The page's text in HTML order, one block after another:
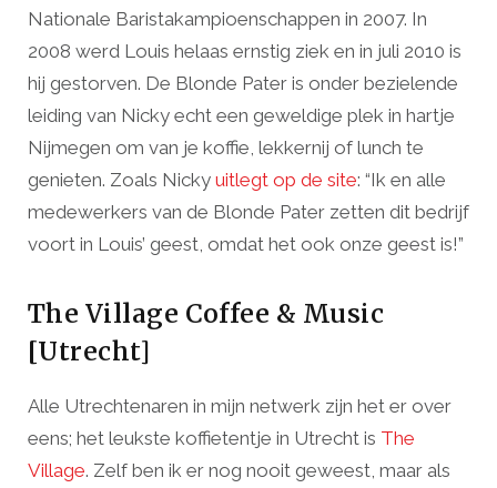
Nationale Baristakampioenschappen in 2007. In
2008 werd Louis helaas ernstig ziek en in juli 2010 is
hij gestorven. De Blonde Pater is onder bezielende
leiding van Nicky echt een geweldige plek in hartje
Nijmegen om van je koffie, lekkernij of lunch te
genieten. Zoals Nicky uitlegt op de site: “Ik en alle
medewerkers van de Blonde Pater zetten dit bedrijf
voort in Louis’ geest, omdat het ook onze geest is!”
The Village Coffee & Music
[Utrecht]
Alle Utrechtenaren in mijn netwerk zijn het er over
eens; het leukste koffietentje in Utrecht is The
Village. Zelf ben ik er nog nooit geweest, maar als